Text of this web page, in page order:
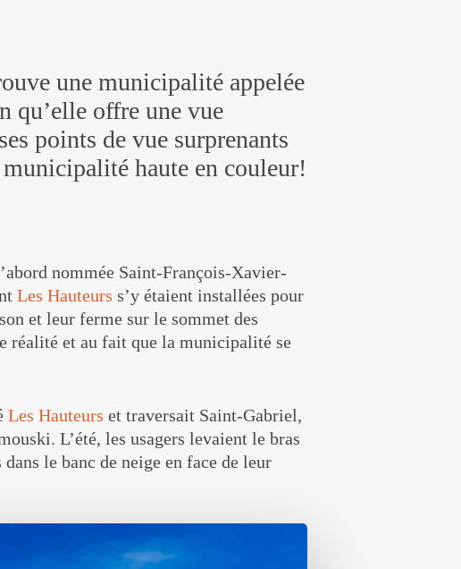
une municipalité appelée
qu’elle offre une vue
points de vue surprenants
haute en couleur!
nommée Saint-François-Xavier-
Les Hauteurs s’y étaient installées pour
et leur ferme sur le sommet des
réalité et au fait que la municipalité se
Les Hauteurs et traversait Saint-Gabriel,
L’été, les usagers levaient le bras
le banc de neige en face de leur